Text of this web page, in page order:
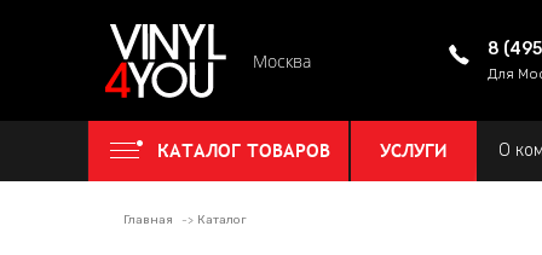
Москва
8
Для
КАТАЛОГ ТОВАРОВ УСЛУГИ О
Главная Каталог